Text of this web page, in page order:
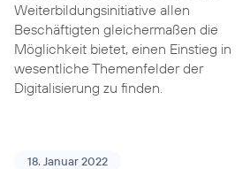
Weiterbildungsinitiative allen
Beschäftigten gleichermaßen die
Möglichkeit bietet, einen Einstieg in
wesentliche Themenfelder der
Digitalisierung zu finden.
18. Januar 2022